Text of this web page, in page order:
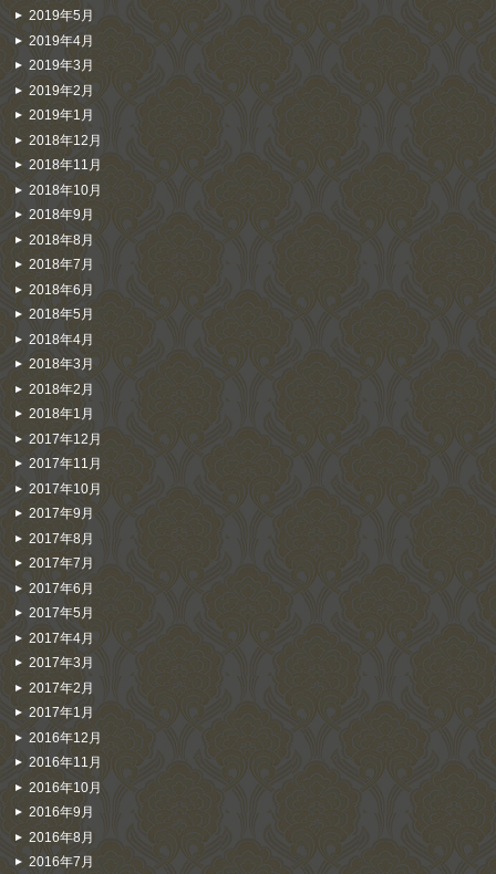
2019年5月
2019年4月
2019年3月
2019年2月
2019年1月
2018年12月
2018年11月
2018年10月
2018年9月
2018年8月
2018年7月
2018年6月
2018年5月
2018年4月
2018年3月
2018年2月
2018年1月
2017年12月
2017年11月
2017年10月
2017年9月
2017年8月
2017年7月
2017年6月
2017年5月
2017年4月
2017年3月
2017年2月
2017年1月
2016年12月
2016年11月
2016年10月
2016年9月
2016年8月
2016年7月